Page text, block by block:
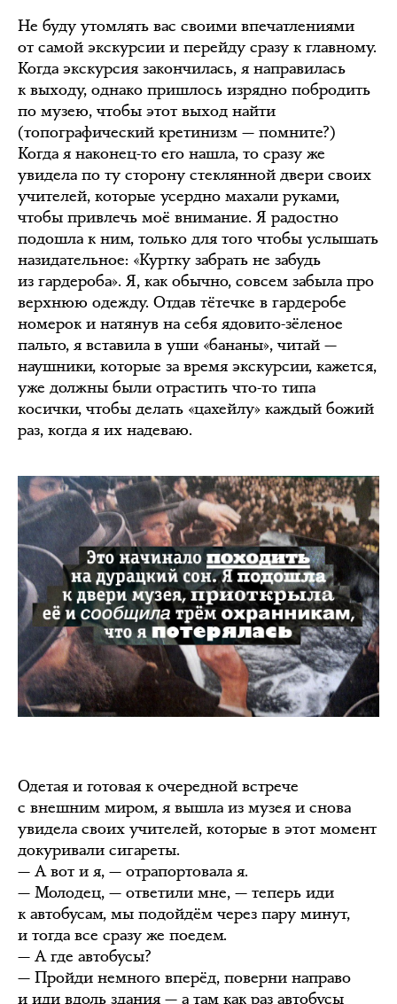
Не буду утомлять вас своими впечатлениями
от самой экскурсии и перейду сразу к главному.
Когда экскурсия закончилась, я направилась
к выходу, однако пришлось изрядно побродить
по музею, чтобы этот выход найти
(топографический кретинизм — помните?)
Когда я наконец-то его нашла, то сразу же
увидела по ту сторону стеклянной двери своих
учителей, которые усердно махали руками,
чтобы привлечь моё внимание. Я радостно
подошла к ним, только для того чтобы услышать
назидательное: «Куртку забрать не забудь
из гардероба». Я, как обычно, совсем забыла про
верхнюю одежду. Отдав тётечке в гардеробе
номерок и натянув на себя ядовито-зёленое
пальто, я вставила в уши «бананы», читай —
наушники, которые за время экскурсии, кажется,
уже должны были отрастить что-то типа
косички, чтобы делать «цахейлу» каждый божий
раз, когда я их надеваю.
Одетая и готовая к очередной встрече
с внешним миром, я вышла из музея и снова
увидела своих учителей, которые в этот момент
докуривали сигареты.
— А вот и я, — отрапортовала я.
— Молодец, — ответили мне, — теперь иди
к автобусам, мы подойдём через пару минут,
и тогда все сразу же поедем.
— А где автобусы?
— Пройди немного вперёд, поверни направо
и иди вдоль здания — а там как раз автобусы